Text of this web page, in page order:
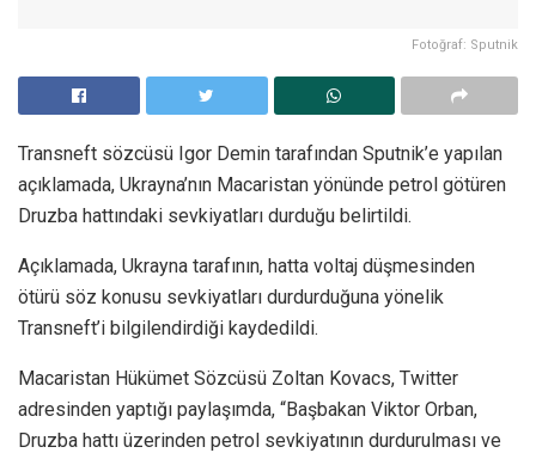
Fotoğraf: Sputnik
Transneft sözcüsü Igor Demin tarafından Sputnik’e yapılan
açıklamada, Ukrayna’nın Macaristan yönünde petrol götüren
Druzba hattındaki sevkiyatları durduğu belirtildi.
Açıklamada, Ukrayna tarafının, hatta voltaj düşmesinden
ötürü söz konusu sevkiyatları durdurduğuna yönelik
Transneft’i bilgilendirdiği kaydedildi.
Macaristan Hükümet Sözcüsü Zoltan Kovacs, Twitter
adresinden yaptığı paylaşımda, “Başbakan Viktor Orban,
Druzba hattı üzerinden petrol sevkiyatının durdurulması ve